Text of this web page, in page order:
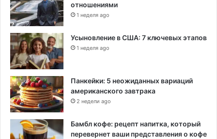
отношениями
1 неделя ago
Усыновление в США: 7 ключевых этапов
1 неделя ago
Панкейки: 5 неожиданных вариаций
американского завтрака
2 недели ago
Бамбл кофе: рецепт напитка, который
перевернет ваши представления о кофе